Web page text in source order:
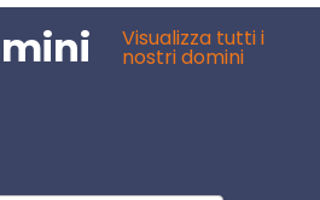
Visualizza tutti i
nostri domini